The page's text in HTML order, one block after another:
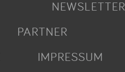
NEWSLETTER
PARTNER
IMPRESSUM